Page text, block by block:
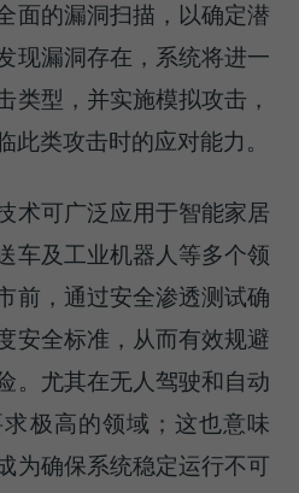
面的漏洞扫描，以确定潜
现漏洞存在，系统将进一
类型，并实施模拟攻击，
此类攻击时的应对能力。
术可广泛应用于智能家居
车及工业机器人等多个领
前，通过安全渗透测试确
安全标准，从而有效规避
。尤其在无人驾驶和自动
极高的领域；这也意味
为确保系统稳定运行不可